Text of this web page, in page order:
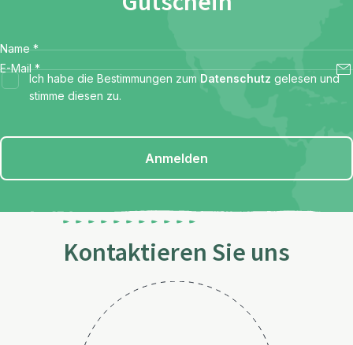
Name *
E-Mail *
Ich habe die Bestimmungen zum Datenschutz gelesen und
stimme diesen zu.
Anmelden
Kontaktieren Sie uns